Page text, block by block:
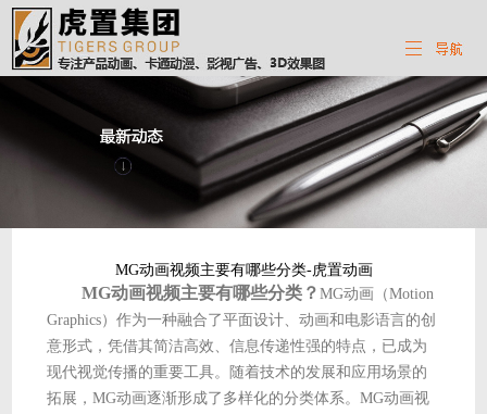
MG动画视频主要有哪些分类-虎置动画
MG动画视频主要有哪些分类？MG动画（Motion
Graphics）作为一种融合了平面设计、动画和电影语言的创
意形式，凭借其简洁高效、信息传递性强的特点，已成为
现代视觉传播的重要工具。随着技术的发展和应用场景的
拓展，MG动画逐渐形成了多样化的分类体系。MG动画视